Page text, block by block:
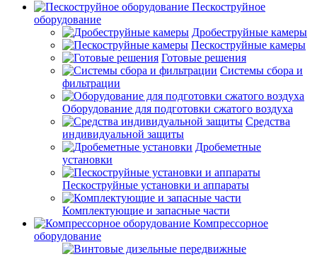
Пескоструйное
оборудование
Дробеструйные камеры
Пескоструйные камеры
Готовые решения
Системы сбора и
фильтрации
Оборудование для подготовки сжатого воздуха
Средства
индивидуальной защиты
Дробеметные
установки
Пескоструйные установки и аппараты
Комплектующие и запасные части
Компрессорное
оборудование